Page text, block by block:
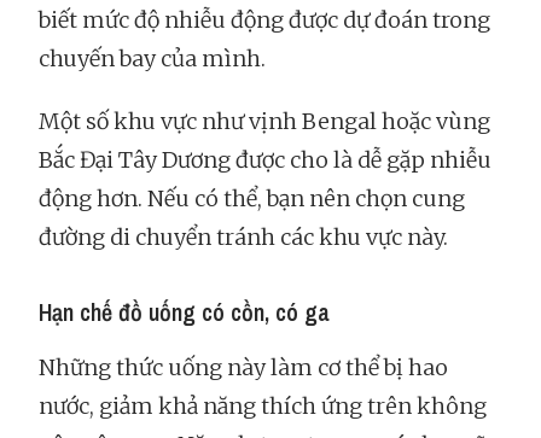
biết mức độ nhiễu động được dự đoán trong
chuyến bay của mình.
Một số khu vực như vịnh Bengal hoặc vùng
Bắc Đại Tây Dương được cho là dễ gặp nhiễu
động hơn. Nếu có thể, bạn nên chọn cung
đường di chuyển tránh các khu vực này.
Hạn chế đồ uống có cồn, có ga
Những thức uống này làm cơ thể bị hao
nước, giảm khả năng thích ứng trên không